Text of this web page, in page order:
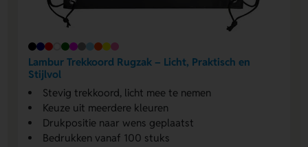
Lambur Trekkoord Rugzak – Licht, Praktisch en
Stijlvol
Stevig trekkoord, licht mee te nemen
Keuze uit meerdere kleuren
Drukpositie naar wens geplaatst
Bedrukken vanaf 100 stuks